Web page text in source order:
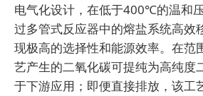
电气化设计，在低于400℃的温和
过多管式反应器中的熔盐系统高效
现极高的选择性和能源效率。在范
艺产生的二氧化碳可提纯为高纯度
于下游应用；即便直接排放，该工